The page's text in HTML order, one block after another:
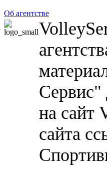
Об агентстве
Сервис"
на сайт
сайта